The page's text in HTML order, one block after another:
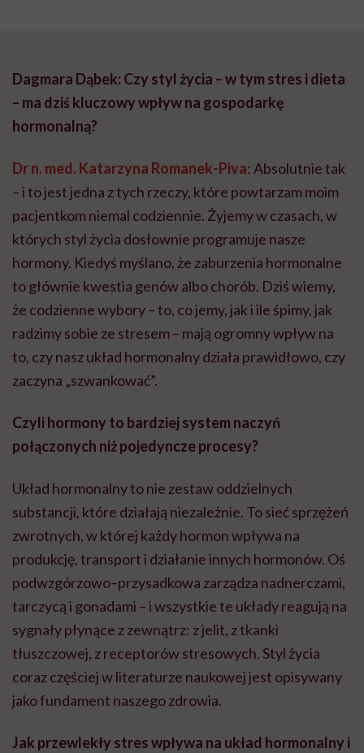
Dagmara Dąbek: Czy styl życia – w tym stres i dieta
– ma dziś kluczowy wpływ na gospodarkę
hormonalną?
Dr n. med. Katarzyna Romanek-Piva: Absolutnie tak
– i to jest jedna z tych rzeczy, które powtarzam moim
pacjentkom niemal codziennie. Żyjemy w czasach, w
których styl życia dosłownie programuje nasze
hormony. Kiedyś myślano, że zaburzenia hormonalne
to głównie kwestia genów albo chorób. Dziś wiemy,
że codzienne wybory – to, co jemy, jak i ile śpimy, jak
radzimy sobie ze stresem – mają ogromny wpływ na
to, czy nasz układ hormonalny działa prawidłowo, czy
zaczyna „szwankować”.
Czyli hormony to bardziej system naczyń
połączonych niż pojedyncze procesy?
Układ hormonalny to nie zestaw oddzielnych
substancji, które działają niezależnie. To sieć sprzężeń
zwrotnych, w której każdy hormon wpływa na
produkcję, transport i działanie innych hormonów. Oś
podwzgórzowo–przysadkowa zarządza nadnerczami,
tarczycą i gonadami – i wszystkie te układy reagują na
sygnały płynące z zewnątrz: z jelit, z tkanki
tłuszczowej, z receptorów stresowych. Styl życia
coraz częściej w literaturze naukowej jest opisywany
jako fundament naszego zdrowia.
Jak przewlekły stres wpływa na układ hormonalny i